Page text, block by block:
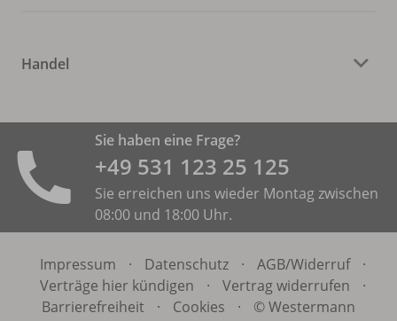
Handel
Sie haben eine Frage?
+49 531 ­123 25 125
Sie erreichen uns wieder Montag zwischen
08:00 und 18:00 Uhr.
Impressum · Datenschutz · AGB/Widerruf
·
Verträge hier kündigen
· Vertrag widerrufen
·
Barrierefreiheit
· Cookies · © Westermann